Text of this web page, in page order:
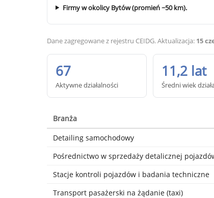
Firmy w okolicy Bytów (promień ~50 km).
Dane zagregowane z rejestru CEIDG. Aktualizacja: 15
67
Aktywne działalności
11,2 lat
Średni wiek
Branża
Detailing samochodowy
Pośrednictwo w sprzedaży detalicznej
Stacje kontroli pojazdów i badania techniczne
Transport pasażerski na żądanie (taxi)